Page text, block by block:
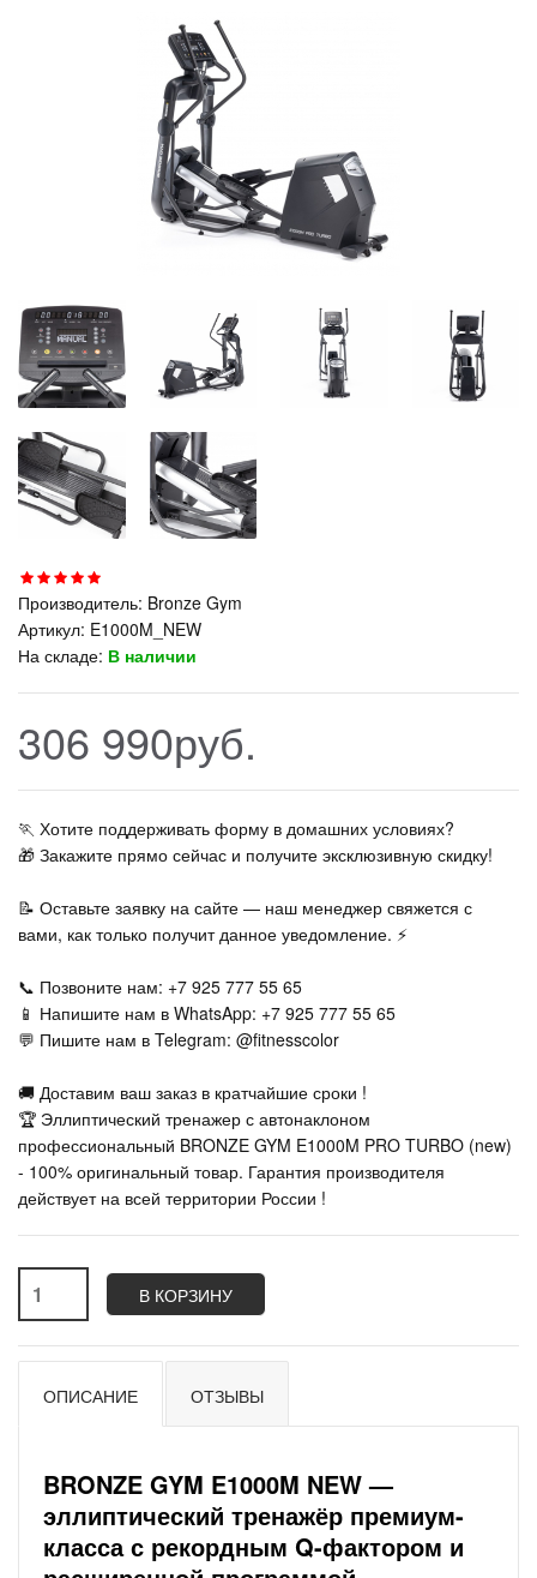
Производитель: Bronze Gym
Артикул: E1000M_NEW
На складе: В наличии
306 990руб.
🏃‍ Хотите поддерживать форму в домашних условиях?
🎁 Закажите прямо сейчас и получите эксклюзивную скидку!
📝 Оставьте заявку на сайте — наш менеджер свяжется с
вами, как только получит данное уведомление. ⚡
📞 Позвоните нам: +7 925 777 55 65
📱 Напишите нам в WhatsApp: +7 925 777 55 65
💬 Пишите нам в Telegram: @fitnesscolor
🚚 Доставим ваш заказ в кратчайшие сроки !
🏆 Эллиптический тренажер с автонаклоном
профессиональный BRONZE GYM E1000M PRO TURBO (new)
- 100% оригинальный товар. Гарантия производителя
действует на всей территории России !
В КОРЗИНУ
ОПИСАНИЕ ОТЗЫВЫ
BRONZE GYM E1000M NEW —
эллиптический тренажёр премиум-
класса с рекордным Q-фактором и